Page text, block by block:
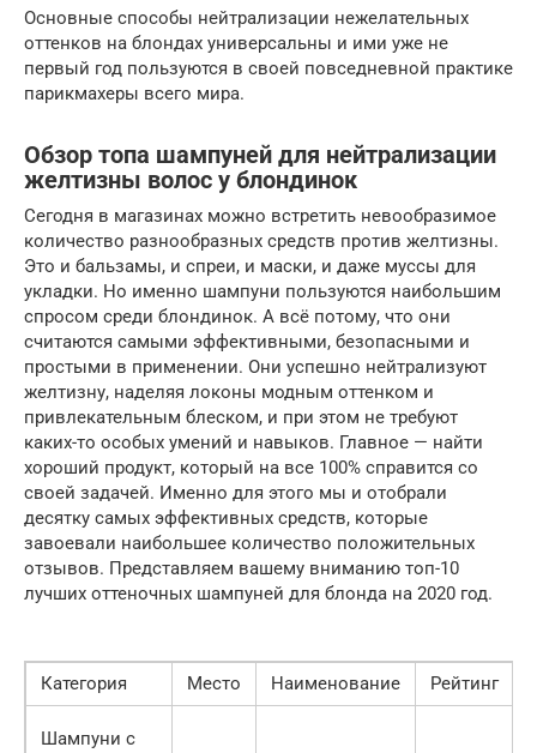
Основные способы нейтрализации нежелательных
оттенков на блондах универсальны и ими уже не
первый год пользуются в своей повседневной практике
парикмахеры всего мира.
Обзор топа шампуней для нейтрализации
желтизны волос у блондинок
Сегодня в магазинах можно встретить невообразимое
количество разнообразных средств против желтизны.
Это и бальзамы, и спреи, и маски, и даже муссы для
укладки. Но именно шампуни пользуются наибольшим
спросом среди блондинок. А всё потому, что они
считаются самыми эффективными, безопасными и
простыми в применении. Они успешно нейтрализуют
желтизну, наделяя локоны модным оттенком и
привлекательным блеском, и при этом не требуют
каких-то особых умений и навыков. Главное — найти
хороший продукт, который на все 100% справится со
своей задачей. Именно для этого мы и отобрали
десятку самых эффективных средств, которые
завоевали наибольшее количество положительных
отзывов. Представляем вашему вниманию топ-10
лучших оттеночных шампуней для блонда на 2020 год.
Категория Место Наименование Рейтинг
Шампуни с